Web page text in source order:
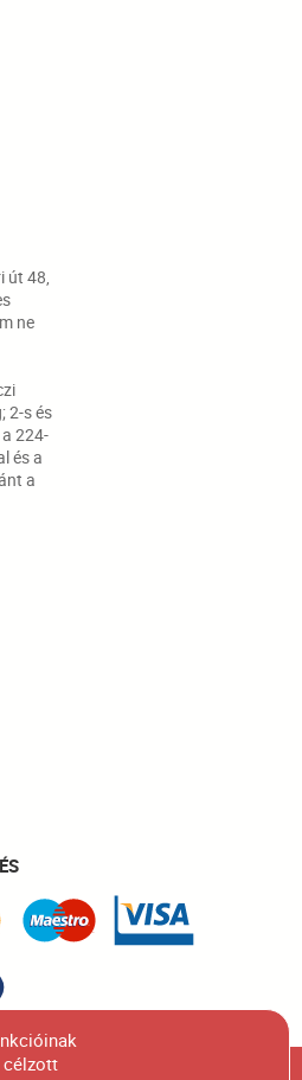
út 48,
ne
2-s és
224-
és a
a
célzott